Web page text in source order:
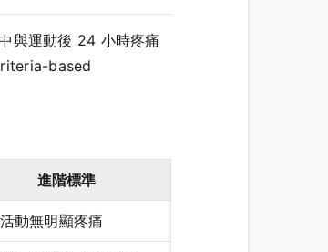
與運動後 24 小時疼痛
based
進階標準
動無明顯疼痛